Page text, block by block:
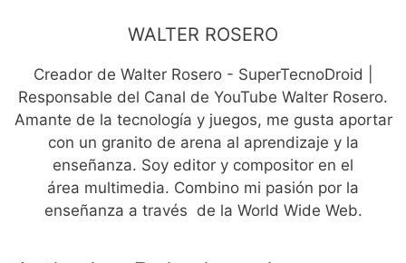
WALTER ROSERO
Creador de Walter Rosero - SuperTecnoDroid |
Responsable del Canal de YouTube Walter Rosero.
Amante de la tecnología y juegos, me gusta aportar
con un granito de arena al aprendizaje y la
enseñanza. Soy editor y compositor en el
área multimedia. Combino mi pasión por la
enseñanza a través de la World Wide Web.